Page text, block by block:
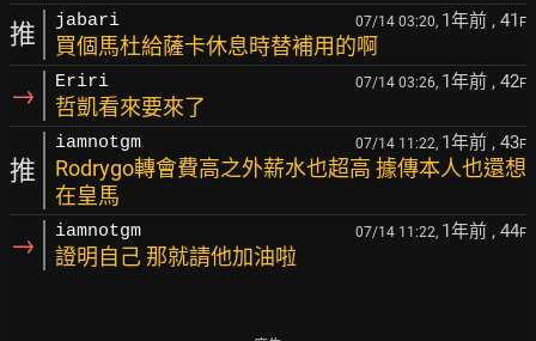
推 jabari 07/14 03:20, 1年前 , 41 F
買個馬杜給薩卡休息時替補用的啊
→ Eriri 07/14 03:26, 1年前 , 42F
哲凱看來要來了
推
iamnotgm 07/14 11:22, 1年前 , 43F
Rodrygo轉會費高之外薪水也超高 據傳本人也還想
在皇馬
→ iamnotgm 07/14 11:22, 1年前 , 44F
證明自己 那就請他加油啦